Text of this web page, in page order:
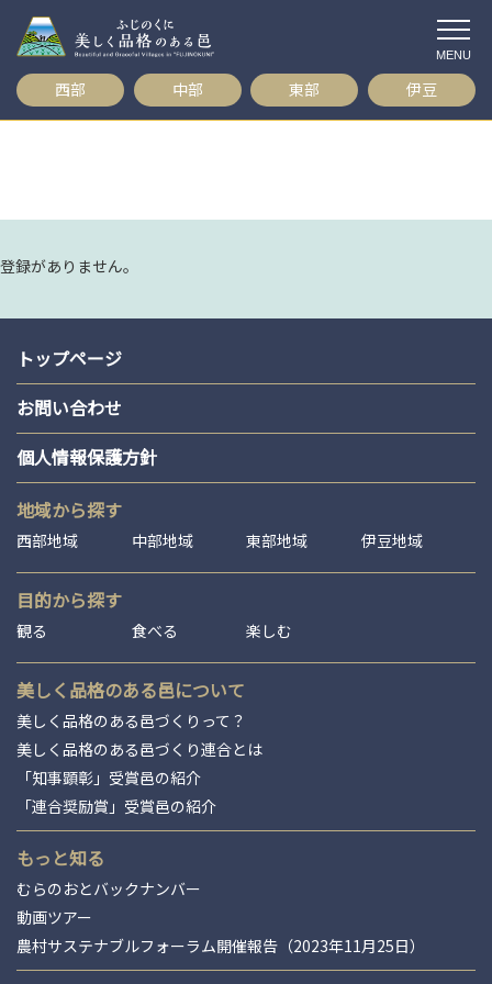
ツ
プ
西部 中部 東部 伊豆
登録がありません。
トップページ
お問い合わせ
個人情報保護方針
地域から探す
西部地域 中部地域 東部地域 伊豆地域
目的から探す
観る 食べる 楽しむ
美しく品格のある邑について
美しく品格のある邑づくりって？
美しく品格のある邑づくり連合とは
「知事顕彰」受賞邑の紹介
「連合奨励賞」受賞邑の紹介
もっと知る
むらのおとバックナンバー
動画ツアー
農村サステナブルフォーラム開催報告（2023年11月25日）